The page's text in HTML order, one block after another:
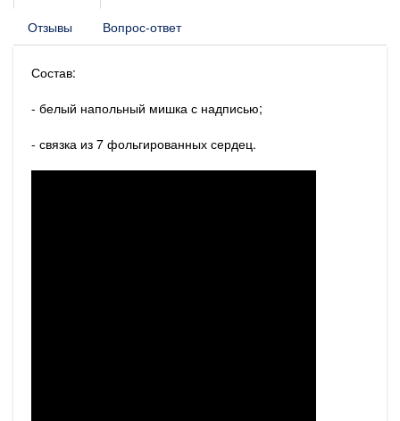
Отзывы Вопрос-ответ
Состав:
- белый напольный мишка с надписью;
- связка из 7 фольгированных сердец.